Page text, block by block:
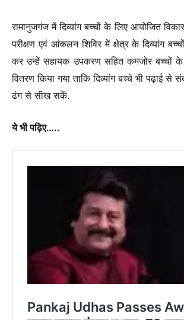
रामानुजगंज में दिव्यांग बच्चों के लिए आयोजित
परीक्षण एवं आंकलन शिविर में क्षेत्र के दिव्यांग
कर उन्हें सहायक उपकरण सहित कमजोर बच्चों के
वितरण किया गया ताकि दिव्यांग बच्चे भी पढ़ाई से
ढंग से सीख सकें.
ये भी पढ़िए…..